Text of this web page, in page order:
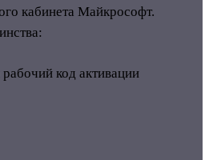
кабинета Майкрософт.
код активации